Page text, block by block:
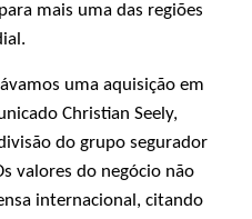
mais uma das regiões
uma aquisição em
Christian Seely,
do grupo segurador
valores do negócio não
internacional, citando